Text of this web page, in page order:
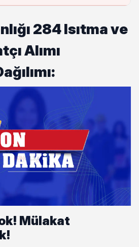
284 Isıtma ve
Alımı
Mülakat